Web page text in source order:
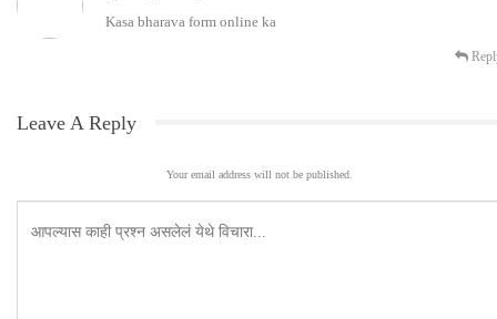
Kasa bharava form online ka
Leave A Reply
Your email address will not be published.